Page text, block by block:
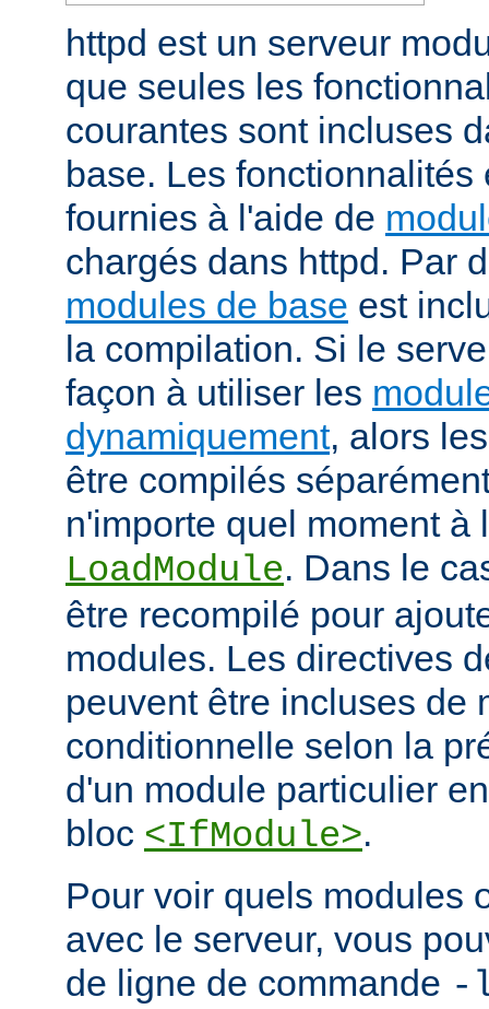
httpd est un serveur
que seules les
courantes sont incluses
base. Les fonctionnalités
fournies à l'aide de
chargés dans httpd. Par
modules de base est
la compilation. Si le
façon à utiliser les
dynamiquement, alors
être compilés
n'importe quel moment à
LoadModule. Dans le
être recompilé pour
modules. Les directives
peuvent être incluses de
conditionnelle selon la
d'un module particulier
bloc <IfModule>.
Pour voir quels modules
avec le serveur, vous
de ligne de commande -